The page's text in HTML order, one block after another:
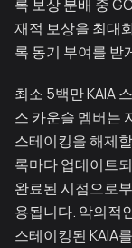
록 보상 분배 중
재적 보상을 최대
록 동기 부여를 받
최소 5백만 KAIA
스 카운슬 멤버는
스테이킹을 해제
록마다 업데이트
완료된 시점으로
용됩니다. 악의적
스테이킹된 KAIA